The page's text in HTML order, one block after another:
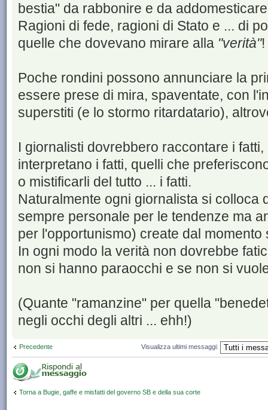
bestia" da rabbonire e da
Ragioni di fede, ragioni di Stato e ... di
quelle che dovevano mirare alla "verità"!
Poche rondini possono annunciare la
essere prese di mira, spaventate, con
superstiti (e lo stormo ritardatario),
I giornalisti dovrebbero raccontare i
interpretano i fatti, quelli che
o mistificarli del tutto ... i fatti.
Naturalmente ogni giornalista si colloca
sempre personale per le tendenze ma
per l'opportunismo) create dal momento
In ogni modo la verità non dovrebbe
non si hanno paraocchi e se non si
(Quante "ramanzine" per quella
negli occhi degli altri ... ehh!)
Precedente Visualizza ultimi messaggi:
Torna a Bugie, gaffe e misfatti del governo SB e della sua corte